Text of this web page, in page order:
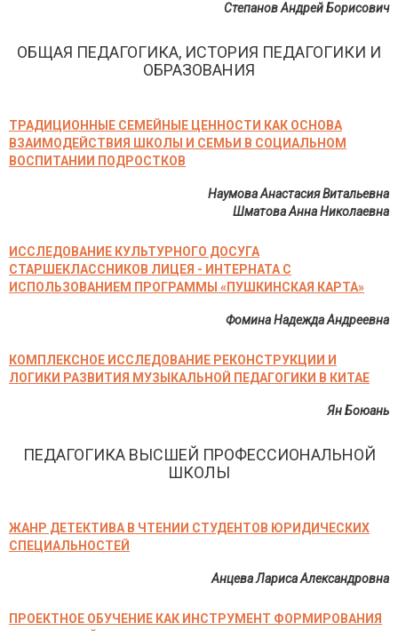
Степанов Андрей Борисович
ОБЩАЯ ПЕДАГОГИКА, ИСТОРИЯ ПЕДАГОГИКИ И
ОБРАЗОВАНИЯ
ТРАДИЦИОННЫЕ СЕМЕЙНЫЕ ЦЕННОСТИ КАК ОСНОВА
ВЗАИМОДЕЙСТВИЯ ШКОЛЫ И СЕМЬИ В СОЦИАЛЬНОМ
ВОСПИТАНИИ ПОДРОСТКОВ
Наумова Анастасия Витальевна
Шматова Анна Николаевна
ИССЛЕДОВАНИЕ КУЛЬТУРНОГО ДОСУГА
СТАРШЕКЛАССНИКОВ ЛИЦЕЯ - ИНТЕРНАТА С
ИСПОЛЬЗОВАНИЕМ ПРОГРАММЫ «ПУШКИНСКАЯ КАРТА»
Фомина Надежда Андреевна
КОМПЛЕКСНОЕ ИССЛЕДОВАНИЕ РЕКОНСТРУКЦИИ И
ЛОГИКИ РАЗВИТИЯ МУЗЫКАЛЬНОЙ ПЕДАГОГИКИ В КИТАЕ
Ян Боюань
ПЕДАГОГИКА ВЫСШЕЙ ПРОФЕССИОНАЛЬНОЙ
ШКОЛЫ
ЖАНР ДЕТЕКТИВА В ЧТЕНИИ СТУДЕНТОВ ЮРИДИЧЕСКИХ
СПЕЦИАЛЬНОСТЕЙ
Анцева Лариса Александровна
ПРОЕКТНОЕ ОБУЧЕНИЕ КАК ИНСТРУМЕНТ ФОРМИРОВАНИЯ